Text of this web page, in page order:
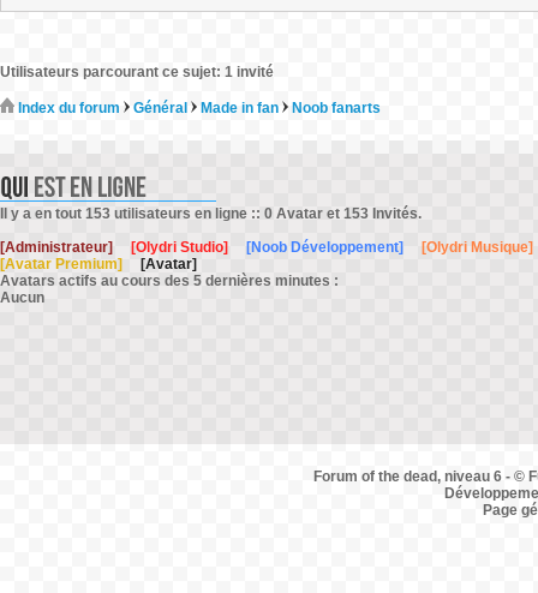
Utilisateurs parcourant ce sujet: 1 invité
Index du forum Général Made in fan Noob fanarts
Il y a en tout 153 utilisateurs en ligne :: 0 Avatar et 153 Invités.
[Administrateur]
[Olydri Studio] [Noob Développement]
[Olydri Musique]
[Avatar Premium]
[Avatar]
Avatars actifs au cours des 5 dernières minutes :
Aucun
Forum of the dead, niveau 6 - ©
Page